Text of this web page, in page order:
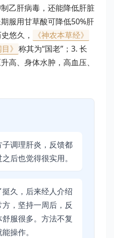
乙肝病毒，还能降低肝脏
服用甘草酸可降低50%肝
悠久，
《神农本草经》
》 称其为“国老”；3. 长
高、身体水肿，高血压、
调理肝炎，反馈都
后也觉得很实用。
久，后来经人介绍
，坚持一周后，反
服很多。方法不复
操作。